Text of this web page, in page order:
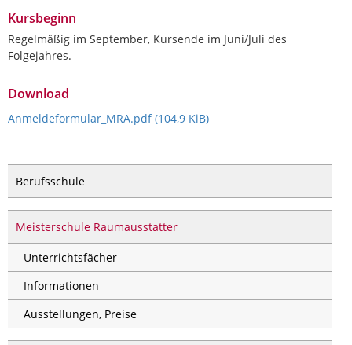
Kursbeginn
Regelmäßig im September, Kursende im Juni/Juli des
Folgejahres.
Download
Anmeldeformular_MRA.pdf(104,9 KiB)
Berufsschule
Meisterschule Raumausstatter
Unterrichtsfächer
Informationen
Ausstellungen, Preise